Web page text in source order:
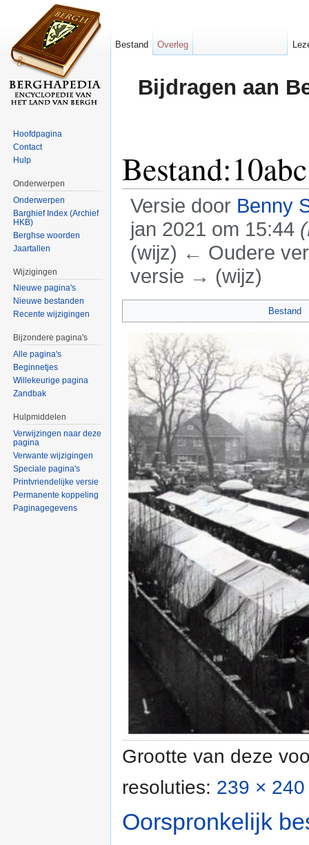
Bijdragen aan
Versie door Benny
jan 2021 om 15:44
(wijz) ← Oudere
versie → (wijz)
Bestand
Grootte van deze
resoluties: 239 ×
Oorspronkelijk
Bestand Overleg
Hoofdpagina
Contact
Hulp
Onderwerpen
Onderwerpen
Barghief Index (Archief
HKB)
Berghse woorden
Jaartallen
Wijzigingen
Nieuwe pagina's
Nieuwe bestanden
Recente wijzigingen
Bijzondere pagina's
Alle pagina's
Beginnetjes
Willekeurige pagina
Zandbak
Hulpmiddelen
Verwijzingen naar deze
pagina
Verwante wijzigingen
Speciale pagina's
Printvriendelijke versie
Permanente koppeling
Paginagegevens